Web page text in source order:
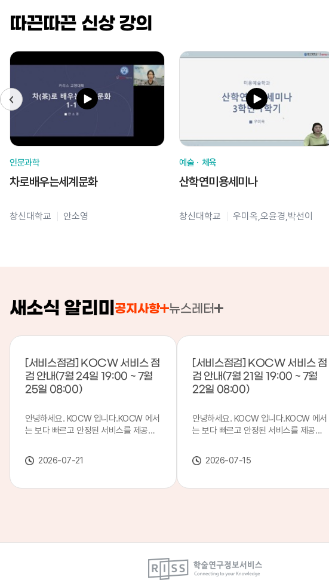
따끈따끈 신상 강의
인문과학
차로배우는세계문화
창신대학교 안소영
예술ㆍ체육
산학연미용세미나
창신대학교 우미옥,오윤경,박선이
새소식 알리미 공지사항 뉴스레터
[서비스점검] KOCW 서비스 점
검 안내(7월 24일 19:00 ~ 7월
25일 08:00)
안녕하세요. KOCW 입니다.KOCW 에서
는 보다 빠르고 안정된 서비스를 제공하
합니다.※ 서비스 점검 작업 일시 : 7월
24일(금) 19:00 ~ 7월 25일(토) 08:00
안 서비스가 일시 중지될 수 있으니, 이
2026-07-21
[서비스점검] KOCW 서비스 점
검 안내(7월 21일 19:00 ~ 7월
22일 08:00)
안녕하세요. KOCW 입니다.KOCW 에서
는 보다 빠르고 안정된 서비스를 제공하
합니다.※ 서비스 점검 작업 일시 : 7월 21
일(화) 19:00 ~ 7월 22일(수) 08:00이
서비스가일시 중지될 수 있으니, 이 점 양
2026-07-15